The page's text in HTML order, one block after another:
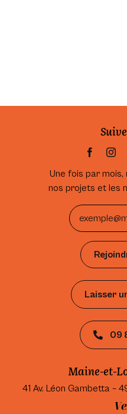
Une fois par mois,
nos projets et les
Laisser
09
Maine-et-
41 Av. Léon Gambetta –